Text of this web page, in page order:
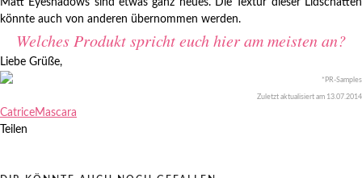
Matt Eyeshadows sind etwas ganz neues. Die Textur dieser Lidschatten
könnte auch von anderen übernommen werden.
Welches Produkt spricht euch hier am meisten an?
Liebe Grüße,
*PR-Samples
Zuletzt aktualisiert am 13.07.2014
CatriceMascara
Teilen